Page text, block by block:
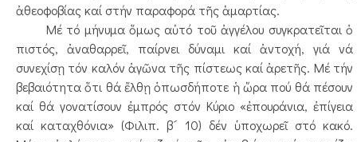
ἀθεοφοβίας καί στήν παραφορά τῆς ἁμαρτίας.
Μέ τό μήνυμα ὅμως αὐτό τοῦ ἀγγέλου συγκρατεῖται ὁ
πιστός, ἀναθαρρεῖ, παίρνει δύναμι καί ἀντοχή, γιά νά
συνεχίσῃ τόν καλόν ἀγῶνα τῆς πίστεως καί ἀρετῆς. Μέ τήν
βεβαιότητα ὅτι θά ἔλθῃ ὁπωσδήποτε ἡ ὥρα πού θά πέσουν
καί θά γονατίσουν ἐμπρός στόν Κύριο «ἐπουράνια, ἐπίγεια
καί καταχθόνια» (Φιλιπ. β´ 10) δέν ὑποχωρεῖ στό κακό.